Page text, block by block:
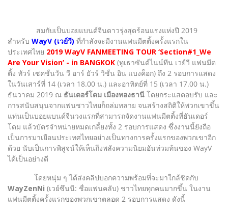
สมกับเป็นบอยแบนด์จีนดาวรุ่งสุดร้อนแรงแห่งปี 2019
สำหรับ WayV (เวย์วี) ที่กำลังจะมีงานแฟนมีตติ้งครั้งแรกใน
ประเทศไทย 2019 WayV FANMEETING TOUR ‘Section#1_We
Are Your Vision’ - in BANGKOK (ทูเธาซันด์ไนน์ทีน เวย์วี แฟนมีต
ติ้ง ทัวร์ เซคชั่นวัน วี อาร์ ยัวร์ วิชั่น อิน แบงค็อก) ถึง 2 รอบการแสดง
ในวันเสาร์ที่ 14 (เวลา 18.00 น.) และอาทิตย์ที่ 15 (เวลา 17.00 น.)
ธันวาคม 2019 ณ ธันเดอร์โดม เมืองทองธานี โดยกระแสตอบรับ และ
การสนับสนุนจากแฟนชาวไทยก็ถล่มทลาย จนสร้างสถิติให้พวกเขาขึ้น
แท่นเป็นบอยแบนด์จีนวงแรกที่สามารถจัดงานแฟนมีตติ้งที่ธันเดอร์
โดม แล้วบัตรจำหน่ายหมดเกลี้ยงทั้ง 2 รอบการแสดง ซึ่งงานนี้ยังถือ
เป็นการมาเยือนประเทศไทยอย่างเป็นทางการครั้งแรกของพวกเขาอีก
ด้วย นับเป็นการพิสูจน์ให้เห็นถึงพลังความนิยมอันท่วมท้นของ WayV
ได้เป็นอย่างดี
โดยหนุ่ม ๆ ได้ส่งคลิปบอกความพร้อมที่จะมาใกล้ชิดกับ
WayZenNi (เวย์ซึนนี: ชื่อแฟนคลับ) ชาวไทยทุกคนมากขึ้น ในงาน
แฟนมีตติ้งครั้งแรกของพวกเขาตลอด 2 รอบการแสดง ดังนี้